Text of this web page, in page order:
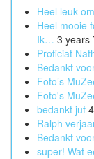
Heel leuk
Heel mooie
Ik… 3 years
Proficiat
Bedankt
Foto’s
Foto's
bedankt juf
Ralph
Bedankt
super! Wat